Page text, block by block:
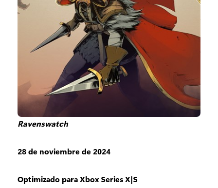
Ravenswatch
28 de noviembre de 2024
Optimizado para Xbox Series X|S